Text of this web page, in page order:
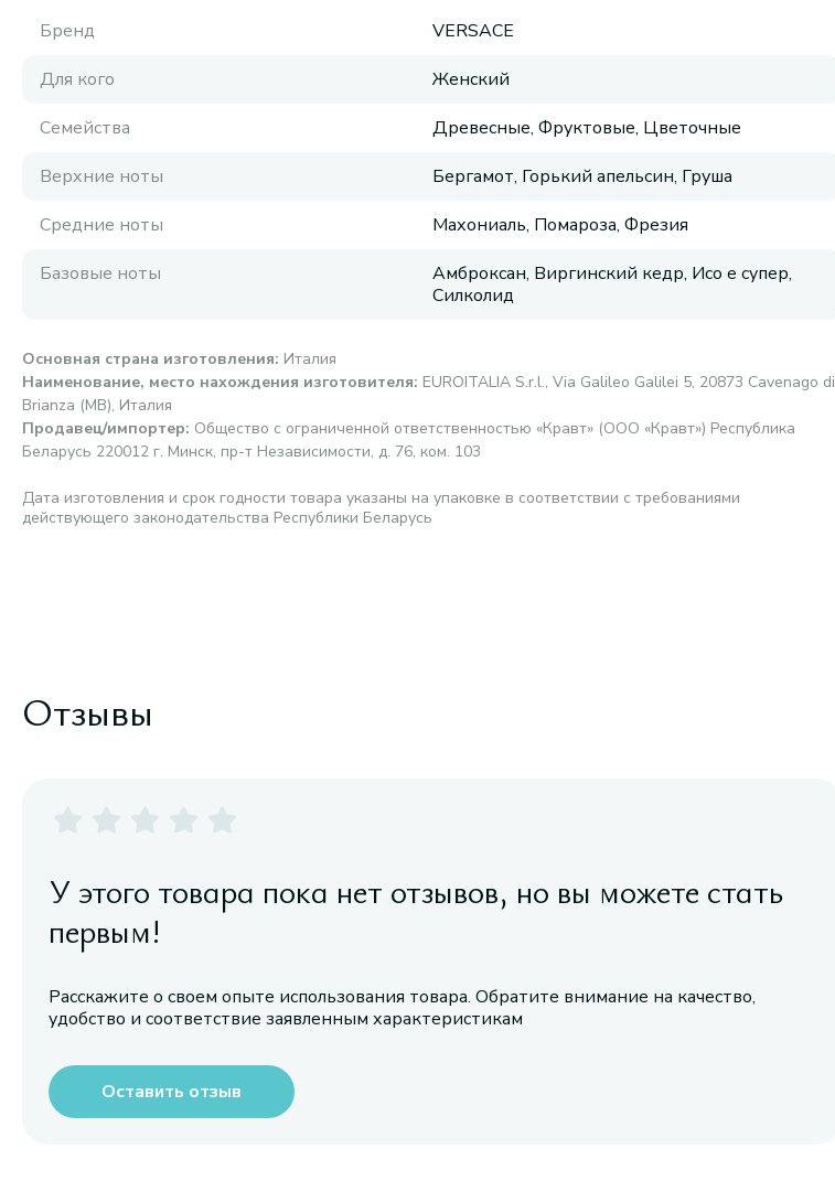
Бренд
VERSACE
Для кого
Женский
Семейства
Древесные, Фруктовые, Цветочные
Верхние ноты
Бергамот, Горький апельсин, Груша
Средние ноты
Махониаль, Помароза, Фрезия
Базовые ноты
Амброксан, Виргинский кедр, Исо е супер,
Силколид
Основная страна изготовления: Италия
Наименование, место нахождения изготовителя: EUROITALIA S.r.l., Via Galileo Galilei 5, 20873 Cavenago di
Brianza (MB), Италия
Продавец/импортер: Общество с ограниченной ответственностью «Кравт» (ООО «Кравт») Республика
Беларусь 220012 г. Минск, пр-т Независимости, д. 76, ком. 103
Дата изготовления и срок годности товара указаны на упаковке в соответствии с требованиями
действующего законодательства Республики Беларусь
Отзывы
У этого товара пока нет отзывов, но вы можете стать
первым!
Расскажите о своем опыте использования товара. Обратите внимание на качество,
удобство и соответствие заявленным характеристикам
Оставить отзыв